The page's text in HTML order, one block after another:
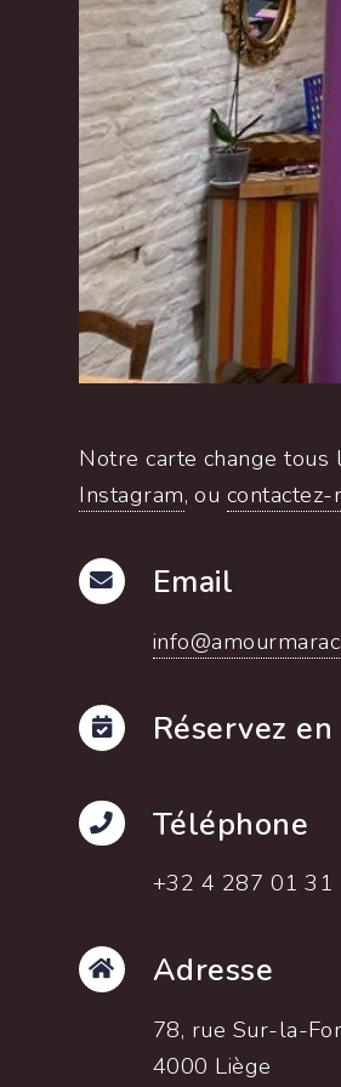
Notre carte change tous
Instagram, ou contactez-
Email
Réservez
Téléphone
+32 4 287 01 31
Adresse
78, rue Sur-la-
4000 Liège